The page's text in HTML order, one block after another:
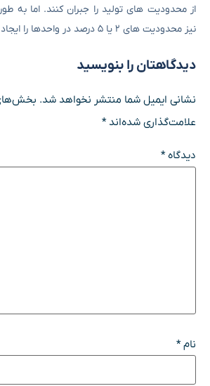
از محدودیت های تولید را جبران کنند. اما به
نیز محدودیت های ۲ یا ۵ درصد در واحدها را ایجاد می کند.
دیدگاهتان را بنویسید
نشانی ایمیل شما منتشر نخواهد شد. بخش‌های
علامت‌گذاری شده‌اند*
دیدگاه*
نام*